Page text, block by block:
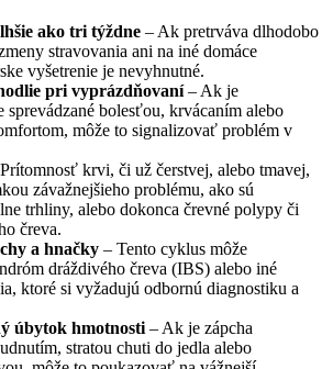
ako tri týždne – Ak pretrváva dlhodobo
stravovania ani na iné domáce
vyšetrenie je nevyhnutné.
pri vyprázdňovaní– Ak je
sprevádzané bolesťou, krvácaním alebo
môže to signalizovať problém v
krvi, či už čerstvej, alebo tmavej,
závažnejšieho problému, ako sú
trhliny, alebo dokonca črevné polypy či
čreva.
a hnačky – Tento cyklus môže
dráždivého čreva (IBS) alebo iné
ktoré si vyžadujú odbornú diagnostiku a
úbytok hmotnosti – Ak je zápcha
stratou chuti do jedla alebo